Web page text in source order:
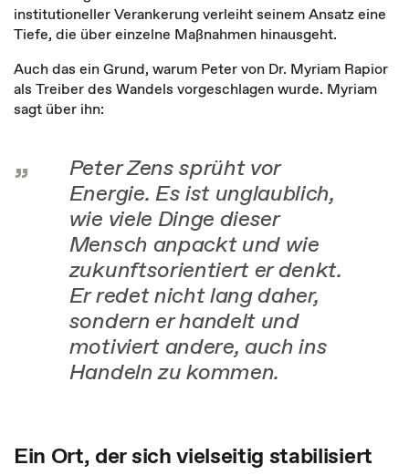
institutioneller Verankerung verleiht seinem Ansatz eine
Tiefe, die über einzelne Maßnahmen hinausgeht.
Auch das ein Grund, warum Peter von Dr. Myriam Rapior
als Treiber des Wandels vorgeschlagen wurde. Myriam
sagt über ihn:
Peter Zens sprüht vor
Energie. Es ist unglaublich,
wie viele Dinge dieser
Mensch anpackt und wie
zukunftsorientiert er denkt.
Er redet nicht lang daher,
sondern er handelt und
motiviert andere, auch ins
Handeln zu kommen.
Ein Ort, der sich vielseitig stabilisiert